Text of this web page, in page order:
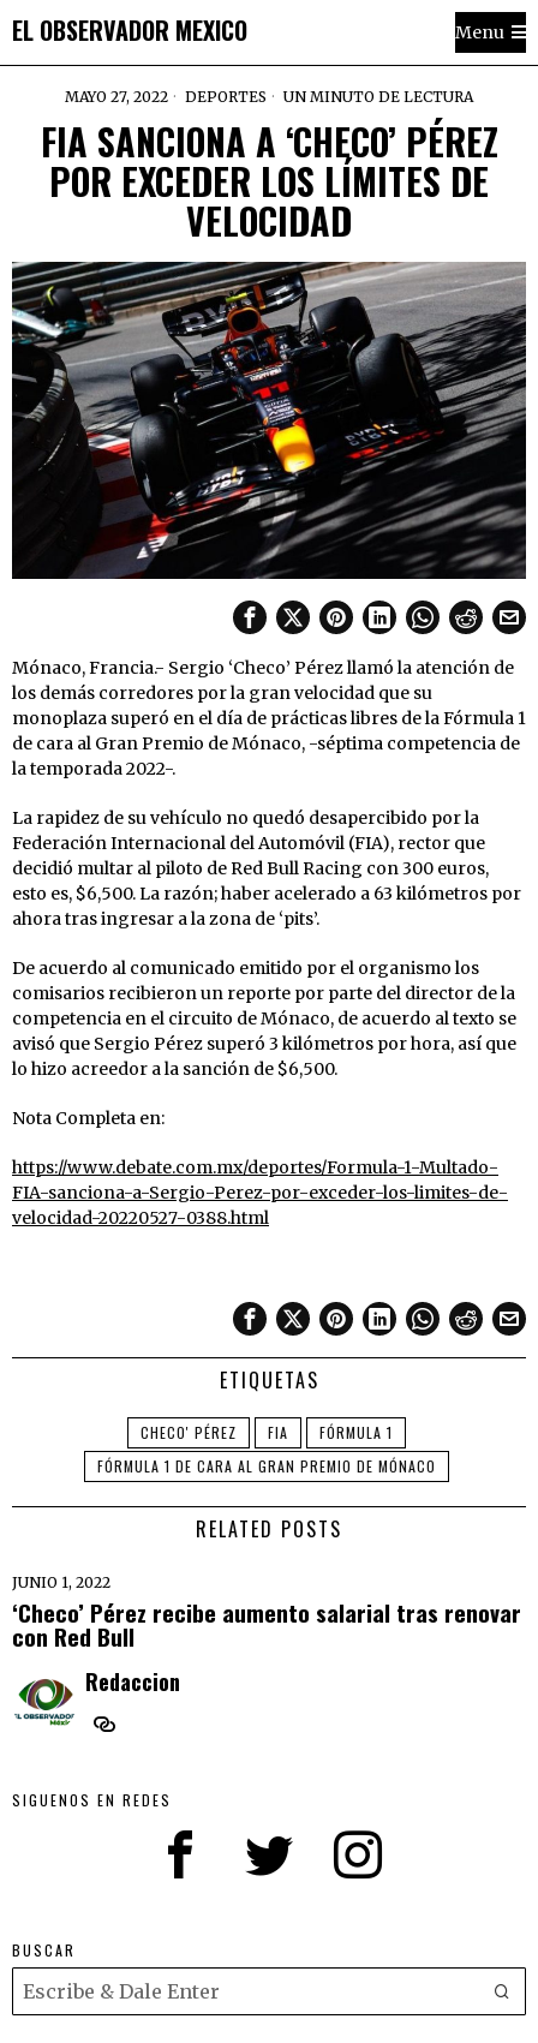
EL OBSERVADOR MEXICO Menu
MAYO 27, 2022 DEPORTES UN MINUTO DE LECTURA
FIA SANCIONA A ‘CHECO’ PÉREZ
POR EXCEDER LOS LÍMITES DE
VELOCIDAD
Mónaco, Francia.- Sergio ‘Checo’ Pérez llamó la atención de
los demás corredores por la gran velocidad que su
monoplaza superó en el día de prácticas libres de la Fórmula 1
de cara al Gran Premio de Mónaco, -séptima competencia de
la temporada 2022-.
La rapidez de su vehículo no quedó desapercibido por la
Federación Internacional del Automóvil (FIA), rector que
decidió multar al piloto de Red Bull Racing con 300 euros,
esto es, $6,500. La razón; haber acelerado a 63 kilómetros por
ahora tras ingresar a la zona de ‘pits’.
De acuerdo al comunicado emitido por el organismo los
comisarios recibieron un reporte por parte del director de la
competencia en el circuito de Mónaco, de acuerdo al texto se
avisó que Sergio Pérez superó 3 kilómetros por hora, así que
lo hizo acreedor a la sanción de $6,500.
Nota Completa en:
https://www.debate.com.mx/deportes/Formula-1-Multado-
FIA-sanciona-a-Sergio-Perez-por-exceder-los-limites-de-
velocidad-20220527-0388.html
ETIQUETAS
CHECO' PÉREZ FIA
FÓRMULA 1
FÓRMULA 1 DE CARA AL GRAN PREMIO DE MÓNACO
RELATED POSTS
JUNIO 1, 2022
‘Checo’ Pérez recibe aumento salarial tras renovar
con Red Bull
Redaccion
SIGUENOS EN REDES
BUSCAR